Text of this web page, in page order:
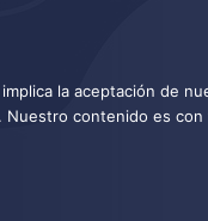
la aceptación de
. Nuestro contenido es